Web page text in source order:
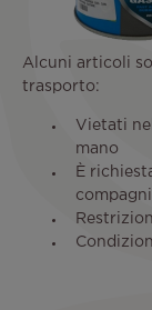
Alcuni articoli
trasporto:
Vietati
mano
È